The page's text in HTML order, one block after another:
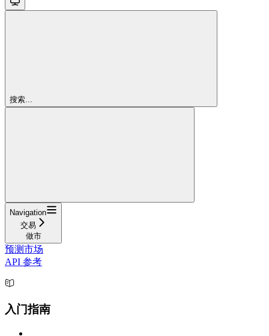
搜索...
Navigation
交易
做市
预测市场
API 参考
入门指南